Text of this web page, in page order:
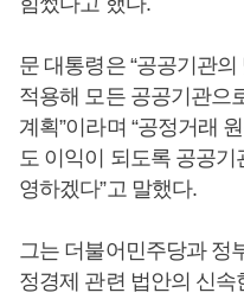
문 대통령은 “공공기관
적용해 모든 공공기관으
계획”이라며 “공정거래
도 이익이 되도록 공공
영하겠다”고 말했다.
그는 더불어민주당과 정
정경제 관련 법안의 신